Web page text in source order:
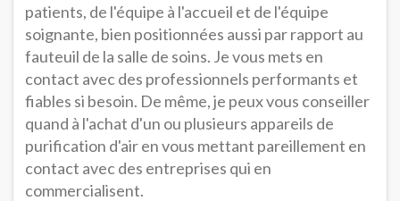
patients, de l'équipe à l'accueil et de l'équipe
soignante, bien positionnées aussi par rapport au
fauteuil de la salle de soins. Je vous mets en
contact avec des professionnels performants et
fiables si besoin. De même, je peux vous conseiller
quand à l'achat d'un ou plusieurs appareils de
purification d'air en vous mettant pareillement en
contact avec des entreprises qui en
commercialisent.